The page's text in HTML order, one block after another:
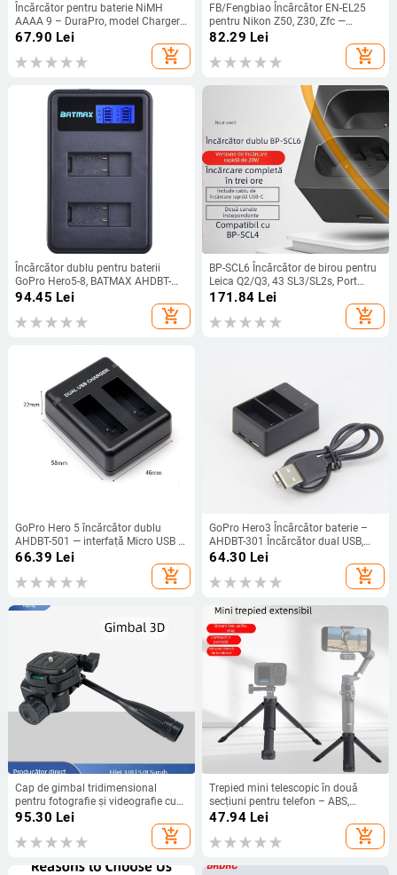
Încărcător pentru baterie NiMH
AAAA 9 – DuraPro, model Charger
aaaa 9
67.90 Lei
add_shopping_cart
FB/Fengbiao Încărcător EN-EL25
pentru Nikon Z50, Z30, Zfc —
Interfață USB, Model FB-DC-EN-
82.29 Lei
add_shopping_cart
Încărcător dublu pentru baterii
GoPro Hero5-8, BATMAX AHDBT-
501, interfață Micro USB
94.45 Lei
add_shopping_cart
BP-SCL6 Încărcător de birou pentru
Leica Q2/Q3, 43 SL3/SL2s, Port
Type-C
171.84 Lei
add_shopping_cart
GoPro Hero 5 încărcător dublu
AHDBT-501 — interfață Micro USB și
USB-C
66.39 Lei
add_shopping_cart
GoPro Hero3 Încărcător baterie –
AHDBT-301 Încărcător dual USB,
interfață USB
64.30 Lei
add_shopping_cart
Cap de gimbal tridimensional
pentru fotografie și videografie cu
placă de eliberare rapidă, pentru
telefon și cameră, trepied universal,
montaj: 3/8, 1/4, 5/8 inchi; rotație
vertical 90°, greutate 270 g
95.30 Lei
add_shopping_cart
Trepied mini telescopic în două
secțiuni pentru telefon – ABS,
capacitate de încărcare până la 2
kg, greutate 83 g, fotografiere
stabilă
47.94Lei
add_shopping_cart